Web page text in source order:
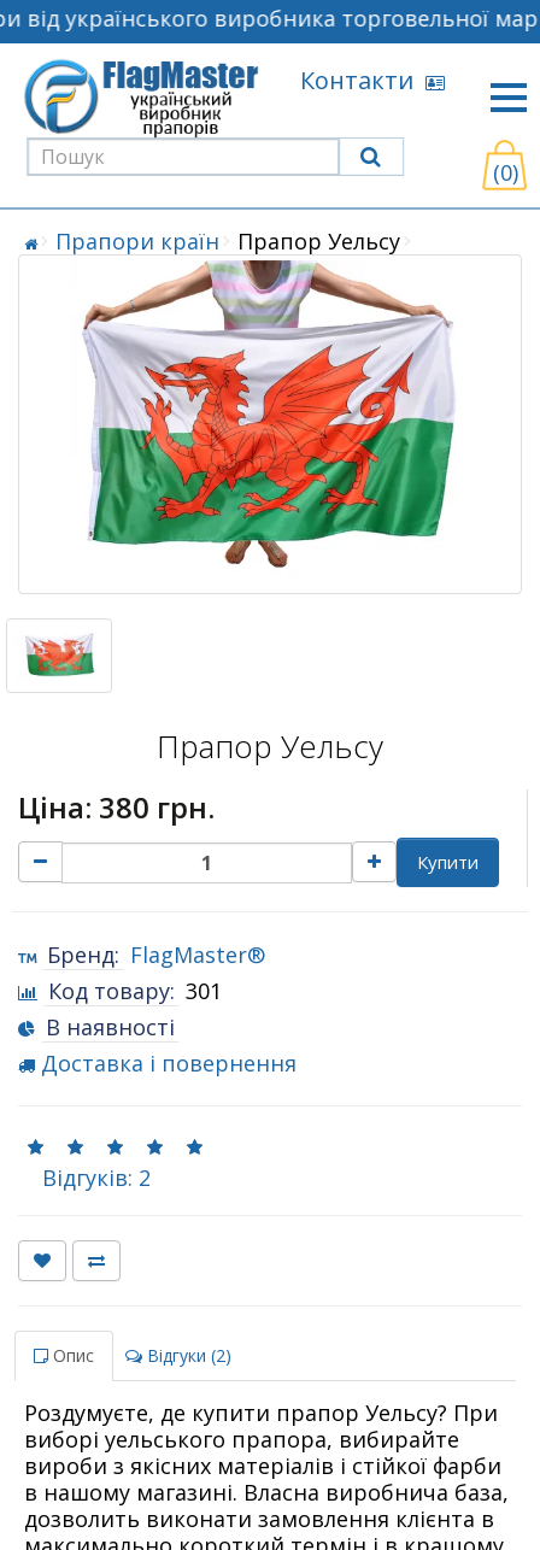
від українського виробника торговельної
Контакти
(0)
Прапори країн Прапор Уельсу
Прапор Уельсу
Ціна: 380 грн.
Купити
Бренд: FlagMaster®
Код товару: 301
В наявності
Доставка і повернення
Відгуків: 2
Опис Відгуки (2)
Роздумуєте, де купити прапор Уельсу? При
виборі уельського прапора, вибирайте
вироби з якісних матеріалів і стійкої фарби
в нашому магазині. Власна виробнича база,
дозволить виконати замовлення клієнта в